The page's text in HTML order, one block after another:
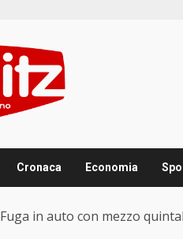
Cronaca Economia
Fuga in auto con mezzo